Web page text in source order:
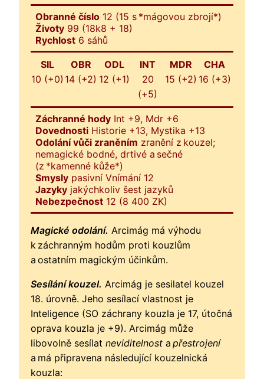
Obranné číslo 12 (15 s *mágovou zbrojí*)
Životy 99 (18k8 + 18)
Rychlost 6 sáhů
SIL
10 (+0)
OBR
14 (+2)
ODL
12 (+1)
INT
20
(+5)
MDR
15 (+2)
CHA
16 (+3)
Záchranné hody Int +9, Mdr +6
Dovednosti Historie +13, Mystika +13
Odolání vůči zraněním zranění z kouzel;
nemagické bodné, drtivé a sečné
(z *kamenné kůže*)
Smysly pasivní Vnímání 12
Jazyky jakýchkoliv šest jazyků
Nebezpečnost 12 (8 400 ZK)
Magické odolání. Arcimág má výhodu
k záchranným hodům proti kouzlům
a ostatním magickým účinkům.
Sesílání kouzel. Arcimág je sesilatel kouzel
18. úrovně. Jeho sesílací vlastnost je
Inteligence (SO záchrany kouzla je 17, útočná
oprava kouzla je +9). Arcimág může
libovolně sesílat neviditelnost a přestrojení
a má připravena následující kouzelnická
kouzla: